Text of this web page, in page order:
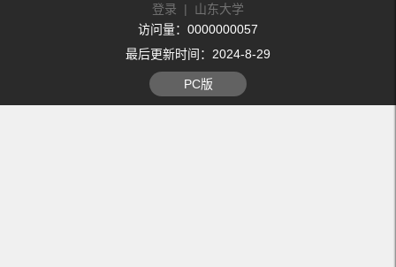
登录 | 山东大学
访问量： 0000000057
最后更新时间： 2024-8-29
PC版